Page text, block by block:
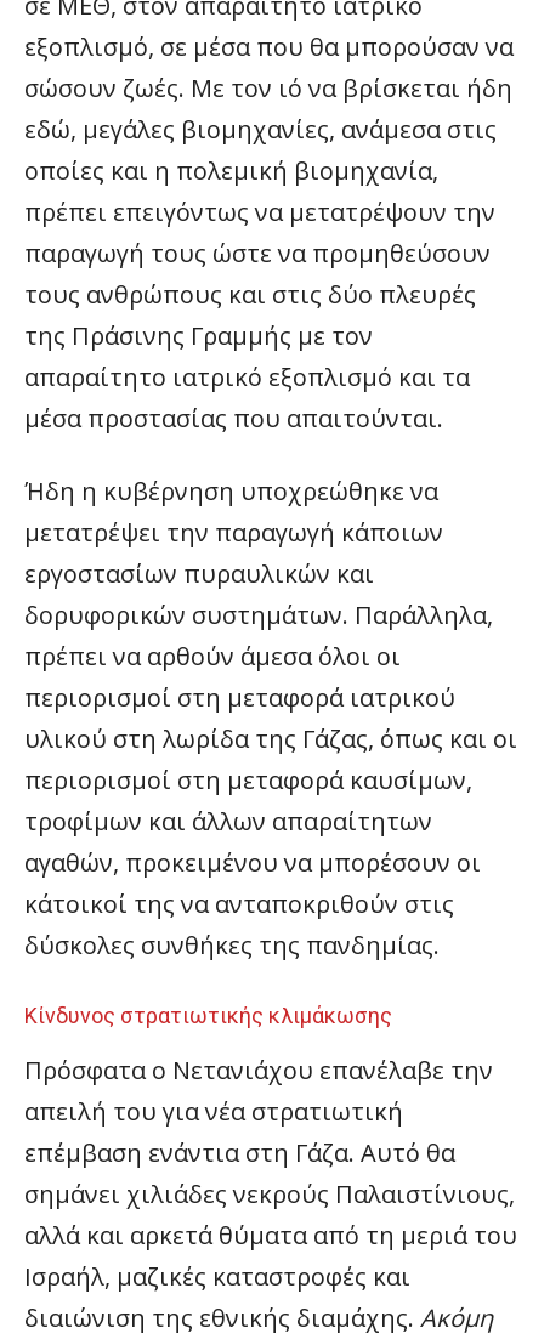
εξοπλισμό, σε μέσα που θα μπορούσαν να
σώσουν ζωές. Με τον ιό να βρίσκεται ήδη
εδώ, μεγάλες βιομηχανίες, ανάμεσα στις
οποίες και η πολεμική βιομηχανία,
πρέπει επειγόντως να μετατρέψουν την
παραγωγή τους ώστε να προμηθεύσουν
τους ανθρώπους και στις δύο πλευρές
της Πράσινης Γραμμής με τον
απαραίτητο ιατρικό εξοπλισμό και τα
μέσα προστασίας που απαιτούνται.
Ήδη η κυβέρνηση υποχρεώθηκε να
μετατρέψει την παραγωγή κάποιων
εργοστασίων πυραυλικών και
δορυφορικών συστημάτων. Παράλληλα,
πρέπει να αρθούν άμεσα όλοι οι
περιορισμοί στη μεταφορά ιατρικού
υλικού στη λωρίδα της Γάζας, όπως και οι
περιορισμοί στη μεταφορά καυσίμων,
τροφίμων και άλλων απαραίτητων
αγαθών, προκειμένου να μπορέσουν οι
κάτοικοί της να ανταποκριθούν στις
δύσκολες συνθήκες της πανδημίας.
Κίνδυνος στρατιωτικής κλιμάκωσης
Πρόσφατα ο Νετανιάχου επανέλαβε την
απειλή του για νέα στρατιωτική
επέμβαση ενάντια στη Γάζα. Αυτό θα
σημάνει χιλιάδες νεκρούς Παλαιστίνιους,
αλλά και αρκετά θύματα από τη μεριά του
Ισραήλ, μαζικές καταστροφές και
διαιώνιση της εθνικής διαμάχης. Ακόμη